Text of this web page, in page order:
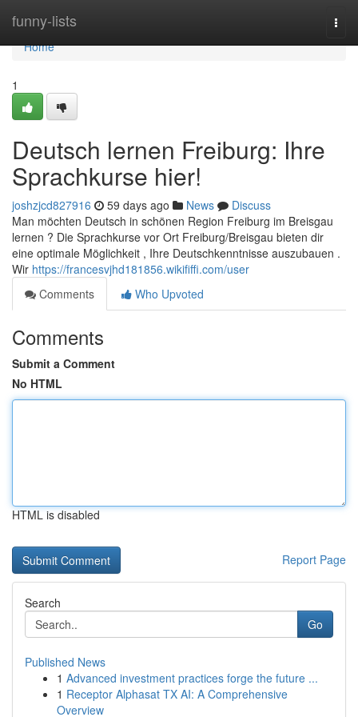
funny-lists
Home
Home
1
Deutsch lernen Freiburg: Ihre
Sprachkurse hier!
joshzjcd827916 59 days ago News
Discuss
Man möchten Deutsch in schönen Region Freiburg im Breisgau
lernen ? Die Sprachkurse vor Ort Freiburg/Breisgau bieten dir
eine optimale Möglichkeit , Ihre Deutschkenntnisse auszubauen .
Wir https://francesvjhd181856.wikififfi.com/user
Comments
Who Upvoted
Comments
Submit a Comment
No HTML
HTML is disabled
Report Page
Search
Go
Published News
1 Advanced investment practices forge the future ...
1 Receptor Alphasat TX AI: A Comprehensive
Overview